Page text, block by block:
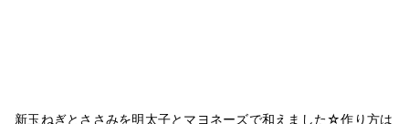
新玉ねぎとささみを明太子とマヨネーズで和えました☆作り方は